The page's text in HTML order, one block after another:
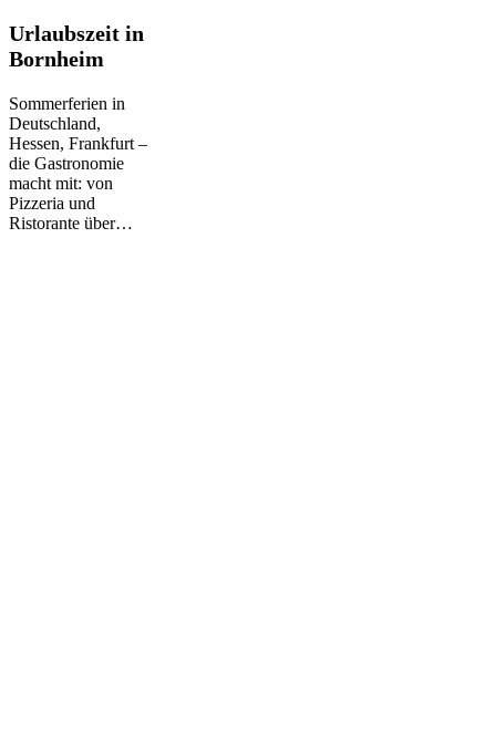
Urlaubszeit
in
Bornheim
Urlaubszeit in
Bornheim
Sommerferien in
Deutschland,
Hessen, Frankfurt –
die Gastronomie
macht mit: von
Pizzeria und
Ristorante über…